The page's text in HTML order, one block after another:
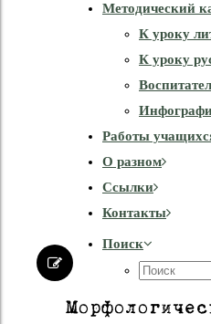
Методический
К уроку
К уроку
Работы
О разном
Cсылки
Контакты
Поиск